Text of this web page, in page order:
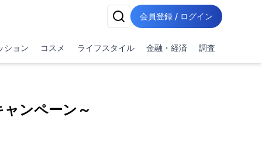
会員登録 / ログイン
ション コスメ ライフスタイル 金融・経済 調査
ンペーン～